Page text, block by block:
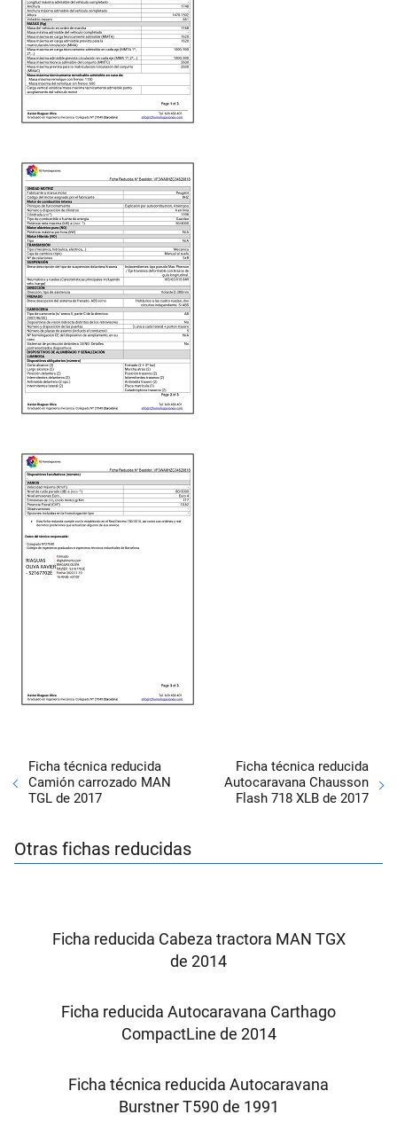
Ficha técnica reducida
Camión carrozado MAN
TGL de 2017
Ficha técnica reducida
Autocaravana Chausson
Flash 718 XLB de 2017
Otras fichas reducidas
Ficha reducida Cabeza tractora MAN TGX
de 2014
Ficha reducida Autocaravana Carthago
CompactLine de 2014
Ficha técnica reducida Autocaravana
Burstner T590 de 1991